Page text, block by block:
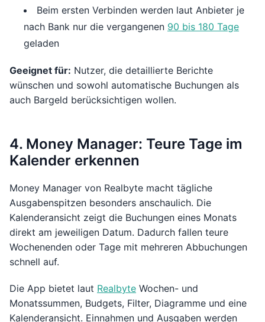
Beim ersten Verbinden werden laut Anbieter je
nach Bank nur die vergangenen 90 bis 180 Tage
geladen
Geeignet für: Nutzer, die detaillierte Berichte
wünschen und sowohl automatische Buchungen als
auch Bargeld berücksichtigen wollen.
4. Money Manager: Teure Tage im
Kalender erkennen
Money Manager von Realbyte macht tägliche
Ausgabenspitzen besonders anschaulich. Die
Kalenderansicht zeigt die Buchungen eines Monats
direkt am jeweiligen Datum. Dadurch fallen teure
Wochenenden oder Tage mit mehreren Abbuchungen
schnell auf.
Die App bietet laut Realbyte Wochen- und
Monatssummen, Budgets, Filter, Diagramme und eine
Kalenderansicht. Einnahmen und Ausgaben werden